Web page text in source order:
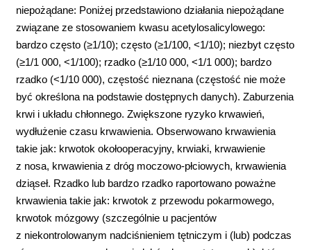
niepożądane: Poniżej przedstawiono działania niepożądane
związane ze stosowaniem kwasu acetylosalicylowego:
bardzo często (≥1/10); często (≥1/100, <1/10); niezbyt często
(≥1/1 000, <1/100); rzadko (≥1/10 000, <1/1 000); bardzo
rzadko (<1/10 000), częstość nieznana (częstość nie może
być określona na podstawie dostępnych danych). Zaburzenia
krwi i układu chłonnego. Zwiększone ryzyko krwawień,
wydłużenie czasu krwawienia. Obserwowano krwawienia
takie jak: krwotok okołooperacyjny, krwiaki, krwawienie
z nosa, krwawienia z dróg moczowo-płciowych, krwawienia
dziąseł. Rzadko lub bardzo rzadko raportowano poważne
krwawienia takie jak: krwotok z przewodu pokarmowego,
krwotok mózgowy (szczególnie u pacjentów
z niekontrolowanym nadciśnieniem tętniczym i (lub) podczas